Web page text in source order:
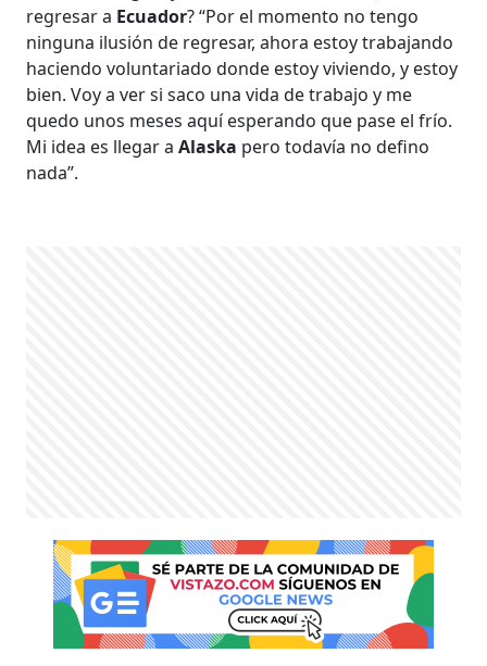
regresar a Ecuador? “Por el momento no tengo
ninguna ilusión de regresar, ahora estoy trabajando
haciendo voluntariado donde estoy viviendo, y estoy
bien. Voy a ver si saco una vida de trabajo y me
quedo unos meses aquí esperando que pase el frío.
Mi idea es llegar aAlaska pero todavía no defino
nada”.